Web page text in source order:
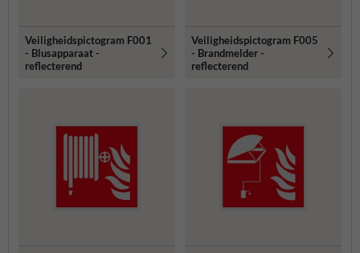
Veiligheidspictogram F001
- Blusapparaat -
reflecterend
Veiligheidspictogram F005
- Brandmelder -
reflecterend